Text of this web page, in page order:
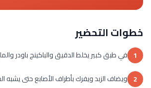
خطوات التحضير
1 في طبق كبير يخلط الدقيق والباكينج باودر
2 ويضاف الزبد ويفرك بأطراف الأصابع حتى يشبه